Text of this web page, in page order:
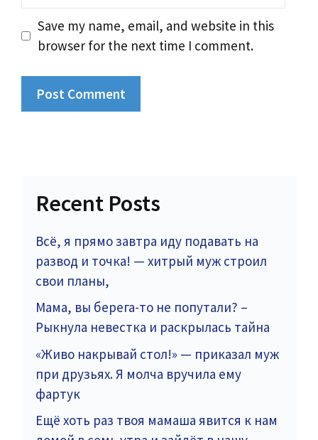
Save my name, email, and website in this
browser for the next time I comment.
Recent Posts
Всё, я прямо завтра иду подавать на
развод и точка! — хитрый муж строил
свои планы,
Мама, вы берега-то не попутали? –
Рыкнула невестка и раскрылась тайна
«Живо накрывай стол!» — приказал муж
при друзьях. Я молча вручила ему
фартук
Ещё хоть раз твоя мамаша явится к нам